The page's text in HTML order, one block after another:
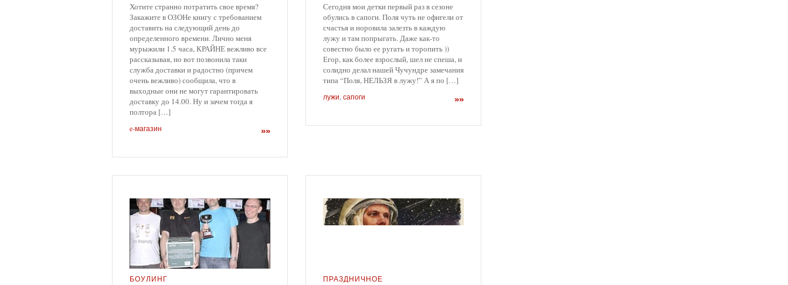
Хотите странно потратить свое время?
Закажите в ОЗОНе книгу с требованием
доставить на следующий день до
определенного времени. Лично меня
мурыжили 1.5 часа, КРАЙНЕ вежливо все
рассказывая, но вот позвонила таки
служба доставки и радостно (причем
очень вежливо) сообщила, что в
выходные они не могут гарантировать
доставку до 14.00. Ну и зачем тогда я
полтора […]
»»
e-магазин
Сегодня мои детки первый раз в сезоне
обулись в сапоги. Поля чуть не офигели от
счастья и норовила залезть в каждую
лужу и там попрыгать. Даже как-то
совестно было ее ругать и торопить ))
Егор, как более взрослый, шел не спеша, и
солидно делал нашей Чучундре замечания
типа “Поля, НЕЛЬЗЯ в лужу!” А я по […]
»»
лужи сапоги
БОУЛИНГ ПРАЗДНИЧНОЕ